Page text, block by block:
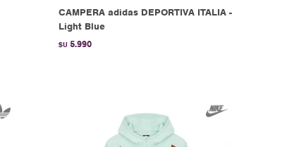
CAMPERA adidas DEPORTIVA ITALIA -
Light Blue
$U 5.990